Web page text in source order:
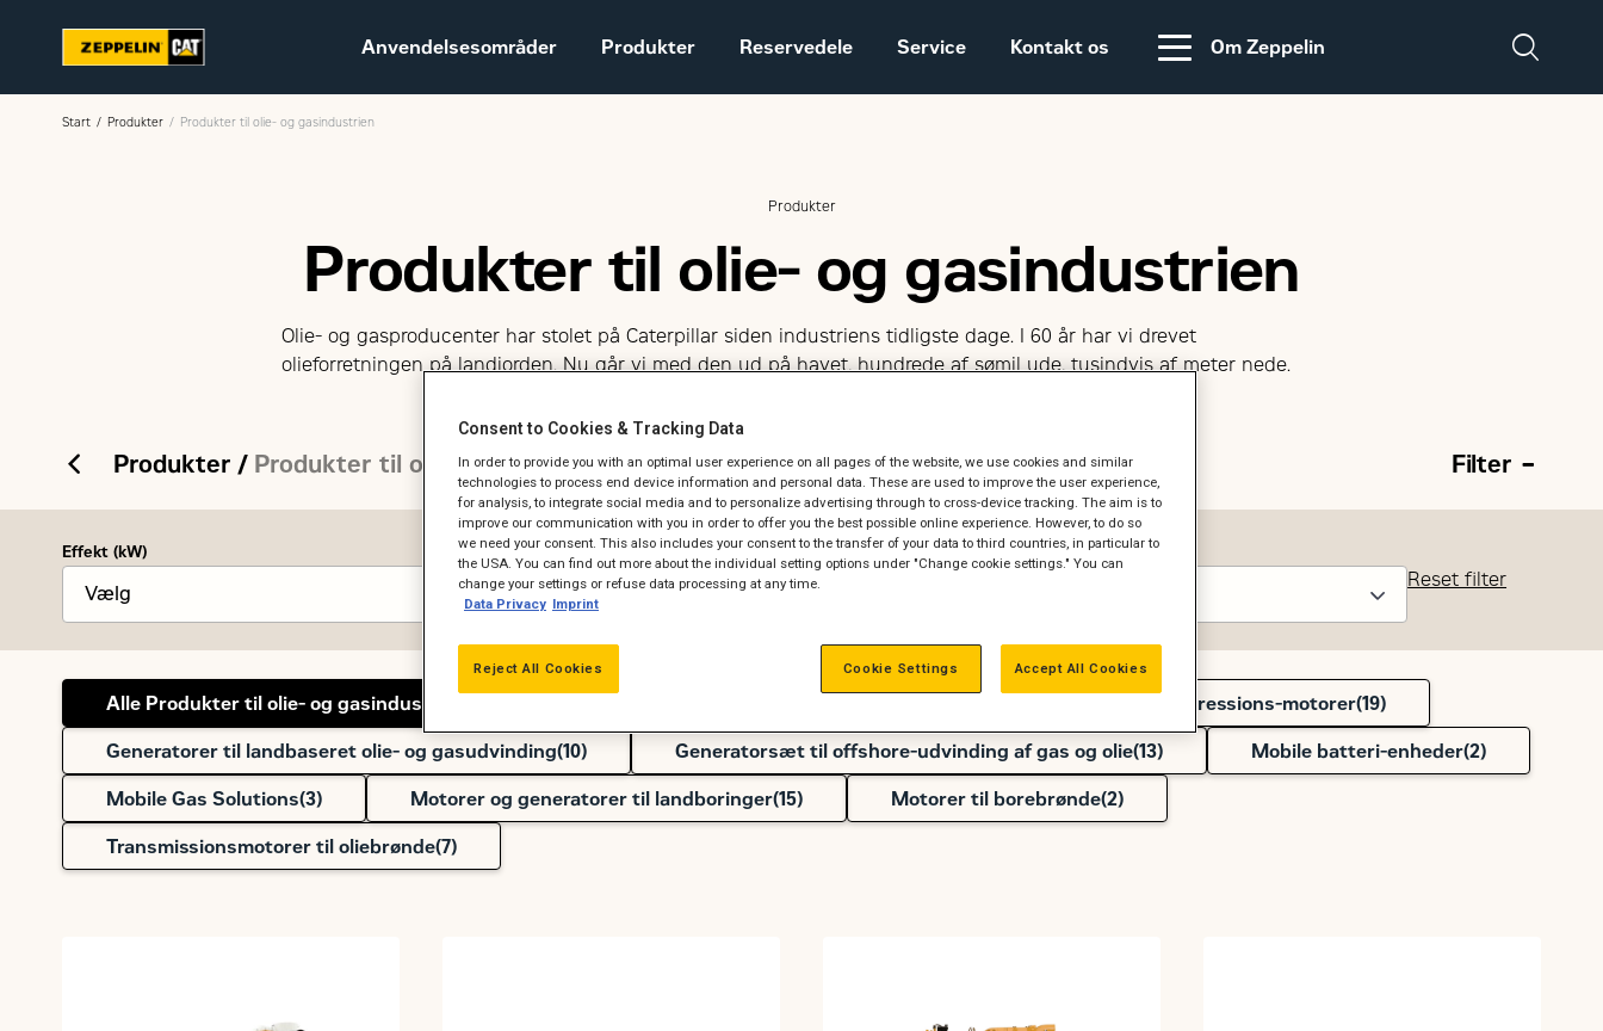
Anvendelsesområder Produkter Reservedele Service Kontakt os Om Zeppelin
Karriere hos Zeppelin
Ledige jobs
Vores historie
Construction
Sales and delivery
terms - Construction
DISCLAIMER
PÅ MASKINER OG
DELE FRA USA
Start Produkter Produkter til olie- og gasindustrien
Produkter
Produkter til olie- og gasindustrien
Olie- og gasproducenter har stolet på Caterpillar siden industriens tidligste dage. I 60 år har vi drevet
olieforretningen på landjorden. Nu går vi med den ud på havet, hundrede af sømil ude, tusindvis af meter nede.
Produkter Produkter til olie- og gasindustrien Filter
Effekt (kW) Emission
Reset filter
Alle Produkter til olie- og gasindustrien ( Gas-drevne kompressions-motorer(19)
Generatorer til landbaseret olie- og gasudvinding(10) Generatorsæt til offshore-udvinding af gas og olie(13) Mobile batteri-enheder(2)
Mobile Gas Solutions(3) Motorer og generatorer til landboringer(15) Motorer til borebrønde(2)
Transmissionsmotorer til oliebrønde(7)
Consent to Cookies & Tracking Data
In order to provide you with an optimal user experience on all pages of the website, we use cookies and similar
technologies to process end device information and personal data. These are used to improve the user experience,
for analysis, to integrate social media and to personalize advertising through to cross-device tracking. The aim is to
improve our communication with you in order to offer you the best possible online experience. However, to do so
we need your consent. This also includes your consent to the transfer of your data to third countries, in particular to
the USA. You can find out more about the individual setting options under "Change cookie settings." You can
change your settings or refuse data processing at any time.
Data Privacy Imprint
Reject All Cookies Accept All Cookies
Cookie Settings